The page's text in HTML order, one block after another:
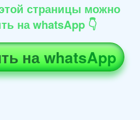
страницы можно
на whatsApp 👇
на whatsApp